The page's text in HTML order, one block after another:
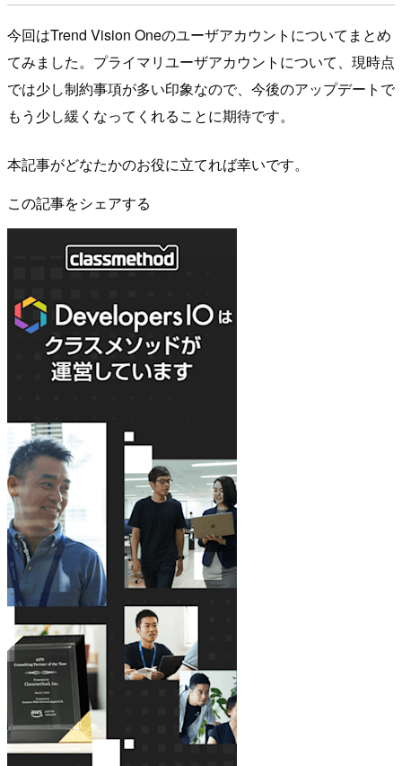
今回はTrend Vision Oneのユーザアカウントについてまとめ
てみました。プライマリユーザアカウントについて、現時点
では少し制約事項が多い印象なので、今後のアップデートで
もう少し緩くなってくれることに期待です。
本記事がどなたかのお役に立てれば幸いです。
この記事をシェアする